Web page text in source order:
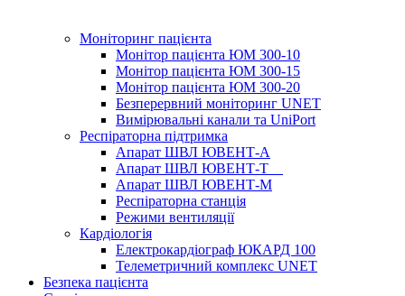
Моніторинг пацієнта
Монітор пацієнта ЮМ 300-10
Монітор пацієнта ЮМ 300-15
Монітор пацієнта ЮМ 300-20
Безперервний моніторинг UNET
Вимірювальні канали та UniPort
Респіраторна підтримка
Апарат ШВЛ ЮВЕНТ-А
Апарат ШВЛ ЮВЕНТ‑Т
Апарат ШВЛ ЮВЕНТ-М
Респіраторна станція
Режими вентиляції
Кардіологія
Електрокардіограф ЮКАРД 100
Телеметричний комплекс UNET
Безпека пацієнта